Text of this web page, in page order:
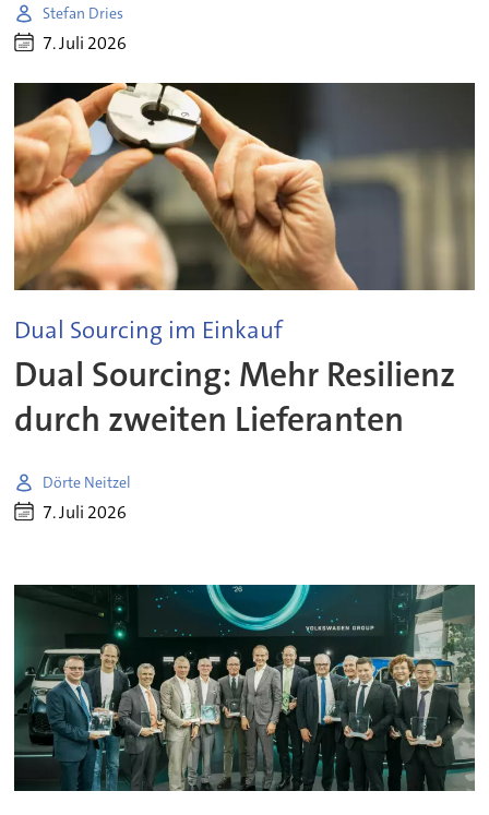
Stefan Dries
7. Juli 2026
Dual Sourcing im Einkauf
Dual Sourcing: Mehr Resilienz
durch zweiten Lieferanten
Dörte Neitzel
7. Juli 2026